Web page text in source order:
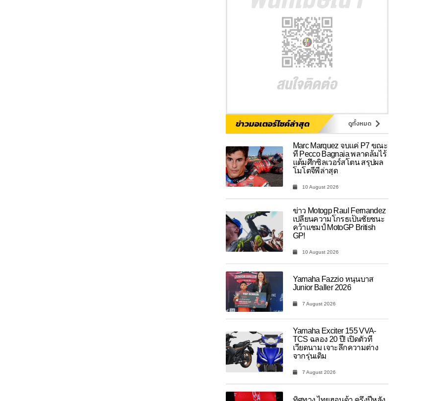
ข่าวมอเตอร์ไซค์ล่าสุด ดูทั้งหมด
Marc Marquez จบแค่ P7 ขณะ
ที่ Pecco Bagnaia พลาดล้มไร้
แต้มศึกซิลเวอร์สโตน สรุปผล
โมโตจีพีล่าสุด
10 August 2026
ข่าว Motogp Raul Fernandez
เปลี่ยนความโกรธเป็นชัยชนะ
คว้าแชมป์ MotoGP British
GP!
10 August 2026
Yamaha Fazzio หนุนบาส
Junior Baller 2026
7 August 2026
Yamaha Exciter 155 VVA-
TCS ฉลอง 20 ปี! เปิดตัวที่
เวียดนาม เจาะลึกความต่าง
จากรุ่นเดิม
7 August 2026